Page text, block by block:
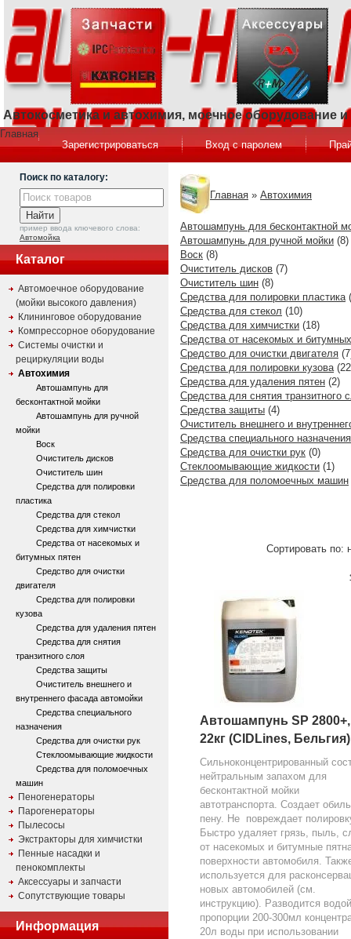
Автокосметика и автохимия, моечное оборудование
Главная
Зарегистрироваться
Вход с паролем
Поиск по каталогу:
пример ввода ключевого слова:
Автомойка
Каталог
Автомоечное оборудование
(мойки высокого давления)
Клининговое оборудование
Компрессорное оборудование
Системы очистки и
рециркуляции воды
Автохимия
Автошампунь для
бесконтактной мойки
Автошампунь для ручной
мойки
Воск
Очиститель дисков
Очиститель шин
Средства для полировки
пластика
Средства для стекол
Средства для химчистки
Средства от насекомых и
битумных пятен
Средство для очистки
двигателя
Средства для полировки
кузова
Средства для удаления пятен
Средства для снятия
транзитного слоя
Средства защиты
Очиститель внешнего и
внутреннего фасада автомойки
Средства специального
назначения
Средства для очистки рук
Стеклоомывающие жидкости
Средства для поломоечных
машин
Пеногенераторы
Парогенераторы
Пылесосы
Экстракторы для химчистки
Пенные насадки и
пенокомплекты
Аксессуары и запчасти
Сопутствующие товары
Информация
Главная » Автохимия
Автошампунь для бесконтактной
Автошампунь для ручной мойки (8)
Воск (8)
Очиститель дисков (7)
Очиститель шин (8)
Средства для полировки пластика
Средства для стекол (10)
Средства для химчистки (18)
Средства от насекомых и
Средство для очистки двигателя
Средства для полировки кузова
Средства для удаления пятен (2)
Средства для снятия транзитного
Средства защиты (4)
Очиститель внешнего и
Средства специального назначения
Средства для очистки рук (0)
Стеклоомывающие жидкости (1)
Средства для поломоечных машин
Сортировать по:
Автошампунь SP 2800+,
22кг (CIDLines, Бельгия)
Сильноконцентрированный
нейтральным запахом для
бесконтактной мойки
автотранспорта. Создает
пену. Не повреждает
Быстро удаляет грязь, пыль,
от насекомых и битумные
поверхности автомобиля.
используется для
новых автомобилей (см.
инструкцию). Разводится
пропорции 200-300мл
20л воды при использовании